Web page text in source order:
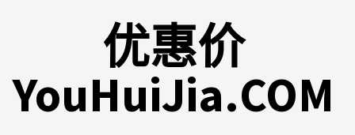
优惠价
YouHuiJia.COM